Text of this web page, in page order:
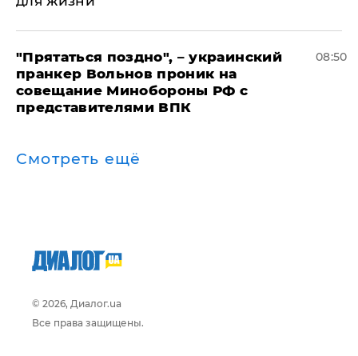
"Прятаться поздно", – украинский
пранкер Вольнов проник на
совещание Минобороны РФ с
представителями ВПК
08:50
Смотреть ещё
© 2026, Диалог.ua
Все права защищены.